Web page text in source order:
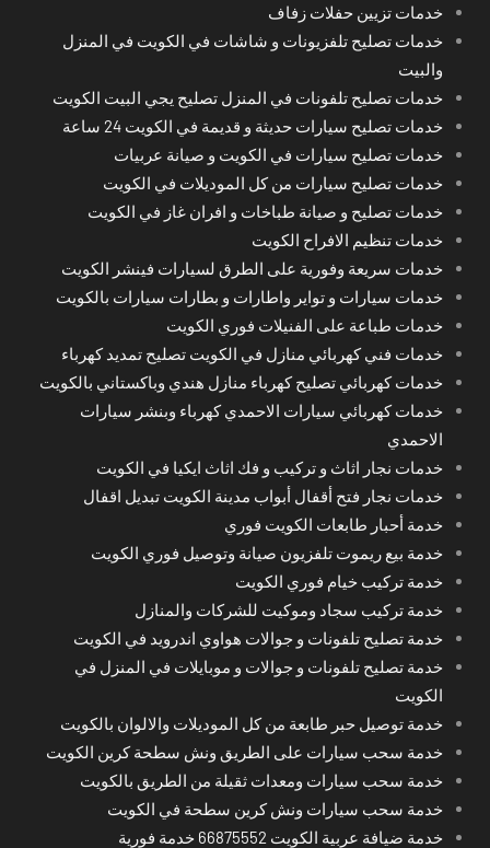
خدمات تزيين حفلات زفاف
خدمات تصليح تلفزيونات و شاشات في الكويت في المنزل
والبيت
خدمات تصليح تلفونات في المنزل تصليح يجي البيت الكويت
خدمات تصليح سيارات حديثة و قديمة في الكويت 24 ساعة
خدمات تصليح سيارات في الكويت و صيانة عربيات
خدمات تصليح سيارات من كل الموديلات في الكويت
خدمات تصليح و صيانة طباخات و افران غاز في الكويت
خدمات تنظيم الافراح الكويت
خدمات سريعة وفورية على الطرق لسيارات فينشر الكويت
خدمات سيارات و تواير واطارات و بطارات سيارات بالكويت
خدمات طباعة على الفنيلات فوري الكويت
خدمات فني كهربائي منازل في الكويت تصليح تمديد كهرباء
خدمات كهربائي تصليح كهرباء منازل هندي وباكستاني بالكويت
خدمات كهربائي سيارات الاحمدي كهرباء وبنشر سيارات
الاحمدي
خدمات نجار اثاث و تركيب و فك اثاث ايكيا في الكويت
خدمات نجار فتح أقفال أبواب مدينة الكويت تبديل اقفال
خدمة أحبار طابعات الكويت فوري
خدمة بيع ريموت تلفزيون صيانة وتوصيل فوري الكويت
خدمة تركيب خيام فوري الكويت
خدمة تركيب سجاد وموكيت للشركات والمنازل
خدمة تصليح تلفونات و جوالات هواوي اندرويد في الكويت
خدمة تصليح تلفونات و جوالات و موبايلات في المنزل في
الكويت
خدمة توصيل حبر طابعة من كل الموديلات والالوان بالكويت
خدمة سحب سيارات على الطريق ونش سطحة كرين الكويت
خدمة سحب سيارات ومعدات ثقيلة من الطريق بالكويت
خدمة سحب سيارات ونش كرين سطحة في الكويت
خدمة ضيافة عربية الكويت 66875552 خدمة فورية